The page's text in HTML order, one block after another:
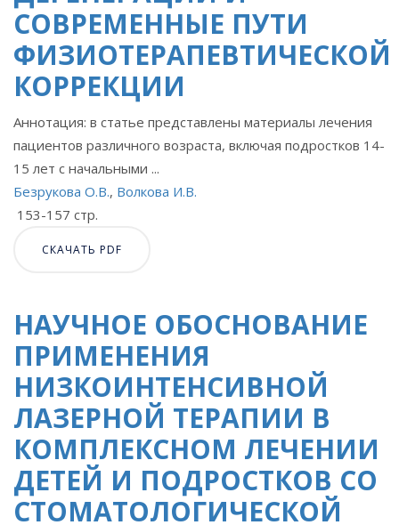
СОВРЕМЕННЫЕ ПУТИ
ФИЗИОТЕРАПЕВТИЧЕСКОЙ
КОРРЕКЦИИ
Аннотация: в статье представлены материалы лечения
пациентов различного возраста, включая подростков 14-
15 лет с начальными ...
Безрукова О.В., Волкова И.В.
153-157 стр.
СКАЧАТЬ PDF
НАУЧНОЕ ОБОСНОВАНИЕ
ПРИМЕНЕНИЯ
НИЗКОИНТЕНСИВНОЙ
ЛАЗЕРНОЙ ТЕРАПИИ В
КОМПЛЕКСНОМ ЛЕЧЕНИИ
ДЕТЕЙ И ПОДРОСТКОВ СО
СТОМАТОЛОГИЧЕСКОЙ